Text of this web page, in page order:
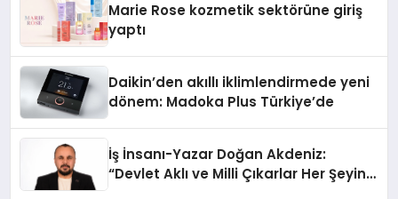
Marie Rose kozmetik sektörüne giriş
yaptı
Daikin’den akıllı iklimlendirmede yeni
dönem: Madoka Plus Türkiye’de
İş İnsanı-Yazar Doğan Akdeniz:
“Devlet Aklı ve Milli Çıkarlar Her Şeyin